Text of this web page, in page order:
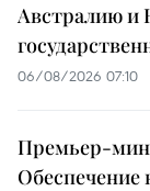
Австралию и
06/08/2026 07:10
Премьер-
Обеспечение